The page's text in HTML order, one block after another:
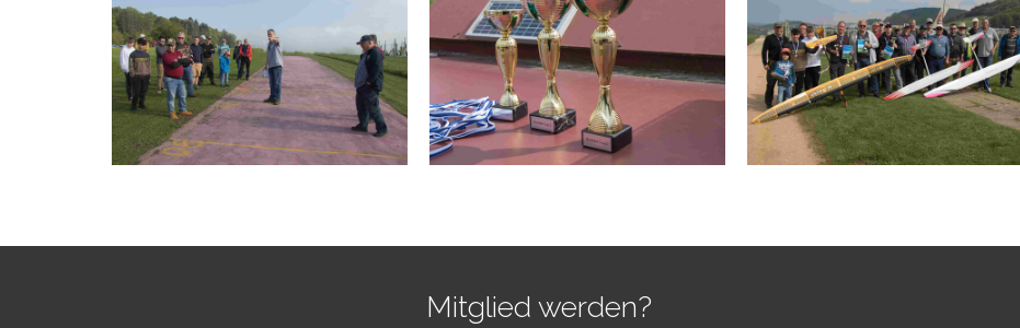
Mitglied werden?